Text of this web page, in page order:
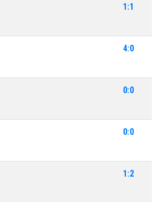
1:1
4:0
0:0
0:0
1:2